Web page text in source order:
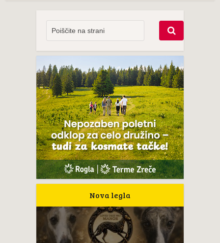
Nova legla